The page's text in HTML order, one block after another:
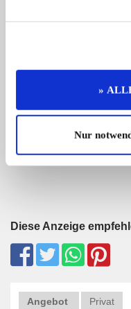
»
Nur
...
Diese Anzeige
Angebot Privat